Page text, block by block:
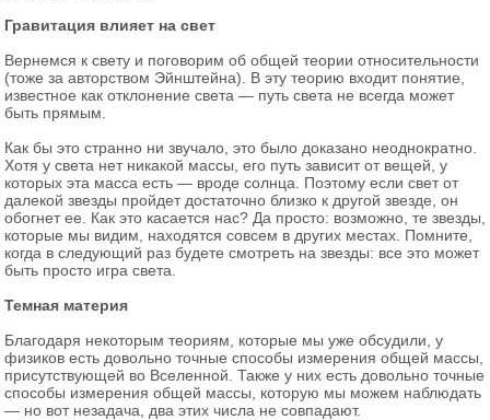
Гравитация влияет на свет
Вернемся к свету и поговорим об общей теории относительности
(тоже за авторством Эйнштейна). В эту теорию входит понятие,
известное как отклонение света — путь света не всегда может
быть прямым.
Как бы это странно ни звучало, это было доказано неоднократно.
Хотя у света нет никакой массы, его путь зависит от вещей, у
которых эта масса есть — вроде солнца. Поэтому если свет от
далекой звезды пройдет достаточно близко к другой звезде, он
обогнет ее. Как это касается нас? Да просто: возможно, те звезды,
которые мы видим, находятся совсем в других местах. Помните,
когда в следующий раз будете смотреть на звезды: все это может
быть просто игра света.
Темная материя
Благодаря некоторым теориям, которые мы уже обсудили, у
физиков есть довольно точные способы измерения общей массы,
присутствующей во Вселенной. Также у них есть довольно точные
способы измерения общей массы, которую мы можем наблюдать
— но вот незадача, два этих числа не совпадают.